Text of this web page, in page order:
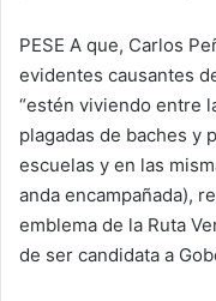
PESE A que, Carlos
evidentes causantes
“estén viviendo entre
plagadas de baches y
escuelas y en las
anda encampañada),
emblema de la Ruta
de ser candidata a